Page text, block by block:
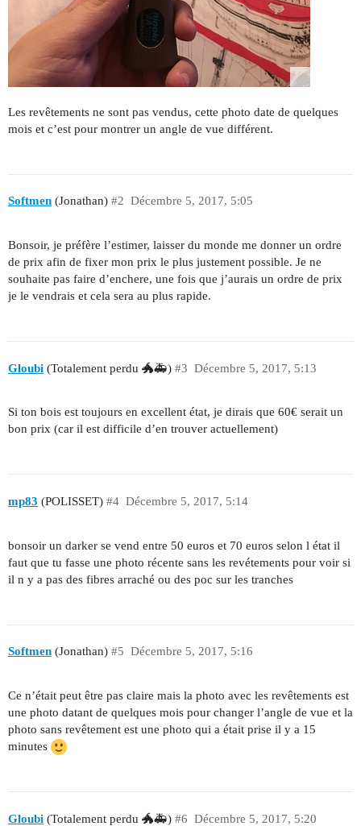
Les revêtements ne sont pas vendus, cette photo date de quelques
mois et c’est pour montrer un angle de vue différent.
Softmen (Jonathan) Décembre 5, 2017, 5:05
#2
Bonsoir, je préfère l’estimer, laisser du monde me donner un ordre
de prix afin de fixer mon prix le plus justement possible. Je ne
souhaite pas faire d’enchere, une fois que j’aurais un ordre de prix
je le vendrais et cela sera au plus rapide.
Gloubi (Totalement perdu 🐲🚑) Décembre 5, 2017, 5:13
#3
Si ton bois est toujours en excellent état, je dirais que 60€ serait un
bon prix (car il est difficile d’en trouver actuellement)
mp83 (POLISSET) Décembre 5, 2017, 5:14
#4
bonsoir un darker se vend entre 50 euros et 70 euros selon l état il
faut que tu fasse une photo récente sans les revétements pour voir si
il n y a pas des fibres arraché ou des poc sur les tranches
Softmen (Jonathan) Décembre 5, 2017, 5:16
#5
Ce n’était peut être pas claire mais la photo avec les revêtements est
une photo datant de quelques mois pour changer l’angle de vue et la
photo sans revêtement est une photo qui a était prise il y a 15
minutes
Gloubi (Totalement perdu 🐲🚑) Décembre 5, 2017, 5:20
#6